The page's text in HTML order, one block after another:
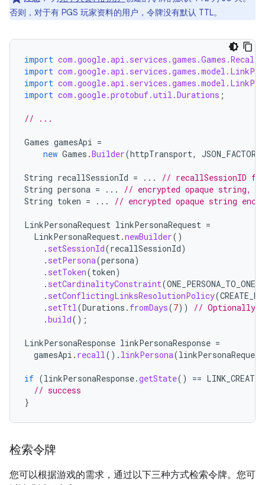
否则，对于有 PGS 玩家资料的用户，令牌没有默认 TTL。
import
import
import
import com.google.protobuf.util.Durations ;
// ...
Games gamesApi =
new Games .Builder(httpTransport, JSON_FACTORY
String recallSessionId = ...
// recallSessionID
String persona = ...
// encrypted opaque string,
String token = ... // encrypted opaque string
LinkPersonaRequest linkPersonaRequest =
LinkPersonaRequest.newBuilder()
. setSessionId(recallSessionId)
. setPersona(persona)
. setToken(token)
. setCardinalityConstraint(
. setConflictingLinksResolutionPolicy(
. setTtl(Durations . fromDays(7))
// Optionally
.build();
LinkPersonaResponse linkPersonaResponse =
gamesApi . recall(). linkPersona(linkPersonaRequest
if (linkPersonaResponse.getState() == LINK_CREATED
// success
}
检索令牌
您可以根据游戏的需求，通过以下三种方式检索令牌。您可